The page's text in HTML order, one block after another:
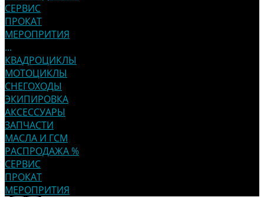
СЕРВИС
ПРОКАТ
МЕРОПРИТИЯ
...
КВАДРОЦИКЛЫ
МОТОЦИКЛЫ
СНЕГОХОДЫ
ЭКИПИРОВКА
АКСЕССУАРЫ
ЗАПЧАСТИ
МАСЛА И ГСМ
РАСПРОДАЖА %
СЕРВИС
ПРОКАТ
МЕРОПРИТИЯ